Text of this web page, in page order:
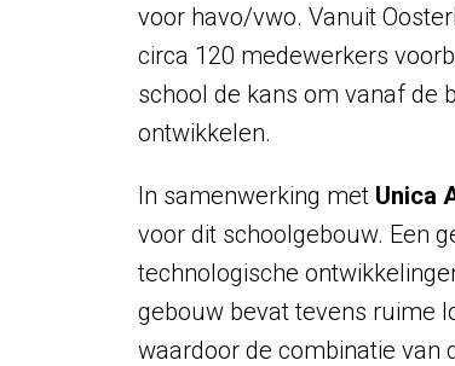
voor havo/vwo. Vanuit
circa 120 medewerkers
school de kans om vanaf de
ontwikkelen.
In samenwerking met Unica
voor dit schoolgebouw. Een
technologische
gebouw bevat tevens ruime
waardoor de combinatie van